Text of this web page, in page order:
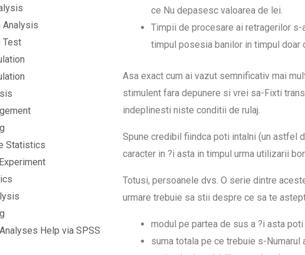
Analysis
Test
Statistics
Help via SPSS
ce Nu depasesc valoarea de lei.
Timpii de procesare ai retragerilor s-
timpul posesia banilor in timpul
Asa exact cum ai vazut semnificativ mai
stimulent fara depunere si vrei sa-Fixti
indeplinesti niste conditii de rulaj.
Spune credibil fiindca poti intalni (un astfel
caracter in ?i asta in timpul urma utilizarii
Totusi, persoanele dvs. O serie dintre
urmare trebuie sa stii despre ce sa te
modul pe partea de sus a ?i asta
suma totala pe ce trebuie s-